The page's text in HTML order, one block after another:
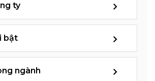
ty
bật
ngành